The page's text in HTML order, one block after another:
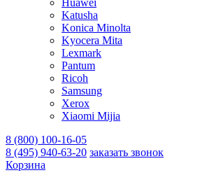
Huawei
Katusha
Konica Minolta
Kyocera Mita
Lexmark
Pantum
Ricoh
Samsung
Xerox
Xiaomi Mijia
8 (800) 100-16-05
8 (495) 940-63-20 заказать звонок
Корзина